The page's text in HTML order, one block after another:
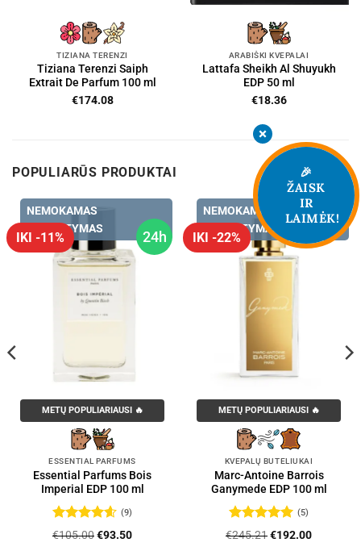
TIZIANA TERENZI
Tiziana Terenzi Saiph
Extrait De Parfum 100 ml
€174.08
ARABIŠKI KVEPALAI
Lattafa Sheikh Al Shuyukh
EDP 50 ml
€18.36
POPULIARŪS PRODUKTAI
24h
IKI -11%
NEMOKAMAS
PRISTATYMAS
METŲ POPULIARIAUSI 🔥
ESSENTIAL PARFUMS
Essential Parfums Bois
Imperial EDP 100 ml
Įvertinimas:
(9)
€105.00Original
€93.50Current
IKI -22%
NEMOKAMAS
PRISTATYMAS
METŲ POPULIARIAUSI 🔥
KVEPALŲ BUTELIUKAI
Marc-Antoine Barrois
Ganymede EDP 100 ml
Įvertinimas:
(5)
€245.21Original
€192.00Current
🎉
ŽAISK
IR
LAIMĖK!